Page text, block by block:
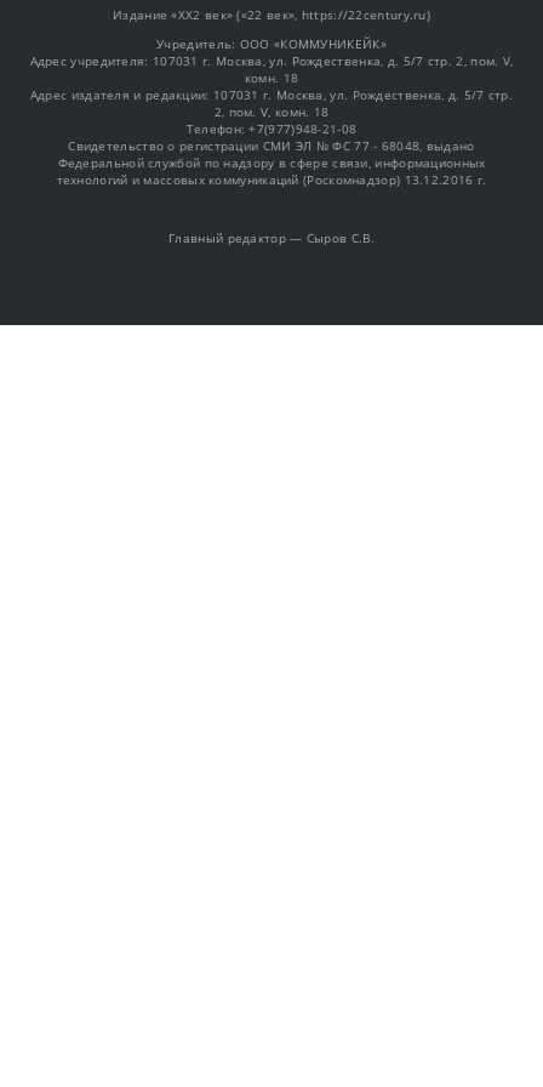
Издание «XX2 век» («22 век», https://22century.ru)
Учредитель: OOO «КОММУНИКЕЙК»
Адрес учредителя: 107031 г. Москва, ул. Рождественка, д. 5/7 стр. 2, пом. V,
комн. 18
Адрес издателя и редакции: 107031 г. Москва, ул. Рождественка, д. 5/7 стр.
2, пом. V, комн. 18
Телефон: +7(977)948-21-08
Свидетельство о регистрации СМИ ЭЛ № ФС 77 - 68048, выдано
Федеральной службой по надзору в сфере связи, информационных
технологий и массовых коммуникаций (Роскомнадзор) 13.12.2016 г.
Главный редактор — Сыров С.В.